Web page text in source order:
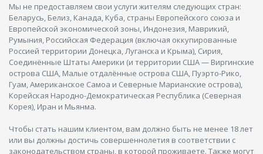
Мы не предоставляем свои услуги жителям следующих стран:
Беларусь, Белиз, Канада, Куба, страны Европейского союза и
Европейской экономической зоны, Индонезия, Маврикий,
Румыния, Российская Федерация (включая оккупированные
Россией территории Донецка, Луганска и Крыма), Сирия,
Соединённые Штаты Америки (и территории США — Виргинские
острова США, Малые отдалённые острова США, Пуэрто-Рико,
Гуам, Американское Самоа и Северные Марианские острова),
Корейская Народно-Демократическая Республика (Северная
Корея), Иран и Мьянма.
Чтобы стать нашим клиентом, вам должно быть не менее 18 лет
или вы должны достичь совершеннолетия в соответствии с
законодательством страны, в которой проживаете. Также могут